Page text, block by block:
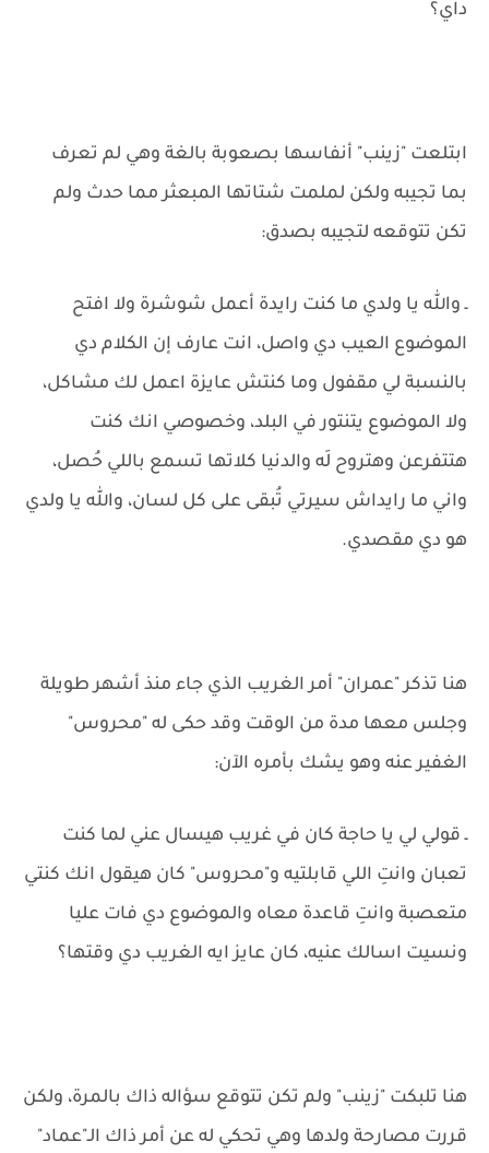
داي؟
ابتلعت "زينب" أنفاسها بصعوبة بالغة وهي لم تعرف
بما تجيبه ولكن لملمت شتاتها المبعثر مما حدث ولم
تكن تتوقعه لتجيبه بصدق:
ـ والله يا ولدي ما كنت رايدة أعمل شوشرة ولا افتح
الموضوع العيب دي واصل، انت عارف إن الكلام دي
بالنسبة لي مقفول وما كنتش عايزة اعمل لك مشاكل،
ولا الموضوع يتنتور في البلد، وخصوصي انك كنت
هتتفرعن وهتروح لَه والدنيا كلاتها تسمع باللي حُصل،
واني ما رايداش سيرتي تُبقى على كل لسان، والله يا ولدي
هو دي مقصدي.
هنا تذكر "عمران" أمر الغريب الذي جاء منذ أشهر طويلة
وجلس معها مدة من الوقت وقد حكى له "محروس"
الغفير عنه وهو يشك بأمره الآن:
ـ قولي لي يا حاجة كان في غريب هيسال عني لما كنت
تعبان وانتِ اللي قابلتيه و"محروس" كان هيقول انك كنتي
متعصبة وانتِ قاعدة معاه والموضوع دي فات عليا
ونسيت اسالك عنيه، كان عايز ايه الغريب دي وقتها؟
هنا تلبكت "زينب" ولم تكن تتوقع سؤاله ذاك بالمرة، ولكن
قررت مصارحة ولدها وهي تحكي له عن أمر ذاك الـ"عماد"